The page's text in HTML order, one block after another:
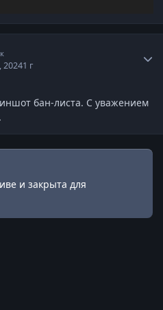
20241 г
бан-листа. С уважением
и закрыта для